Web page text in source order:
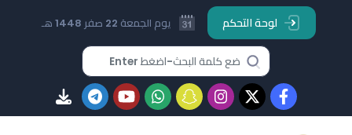
لوحة التحكم يوم الجمعة 22 صفر 1448 هـ